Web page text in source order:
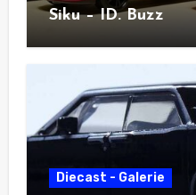
Siku – ID. Buzz
Diecast - Galerie